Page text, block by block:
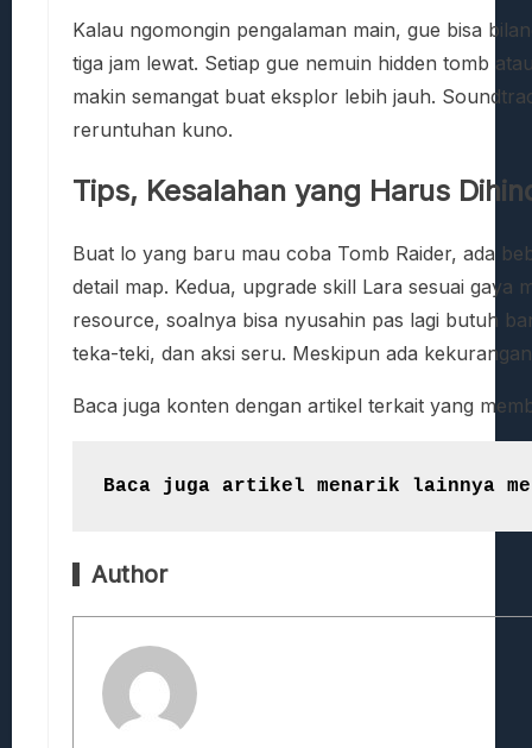
Kalau ngomongin pengalaman main, gue bisa
tiga jam lewat. Setiap gue nemuin hidden tomb
makin semangat buat eksplor lebih jauh.
reruntuhan kuno.
Tips, Kesalahan yang Harus
Buat lo yang baru mau coba Tomb Raider, ada
detail map. Kedua, upgrade skill Lara sesuai
resource, soalnya bisa nyusahin pas lagi butuh
teka-teki, dan aksi seru. Meskipun ada
Baca juga konten dengan artikel terkait yang
Baca juga artikel menarik lainnya
Author